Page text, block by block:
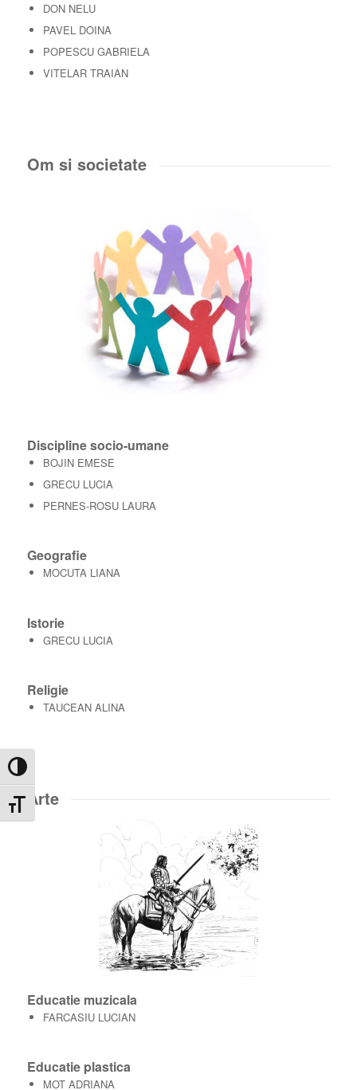
Toggle High Contrast
Toggle Font size
DON NELU
PAVEL DOINA
POPESCU GABRIELA
VITELAR TRAIAN
Om si societate
Discipline socio-umane
BOJIN EMESE
GRECU LUCIA
PERNES-ROSU LAURA
Geografie
MOCUTA LIANA
Istorie
GRECU LUCIA
Religie
TAUCEAN ALINA
Arte
Educatie muzicala
FARCASIU LUCIAN
Educatie plastica
MOT ADRIANA